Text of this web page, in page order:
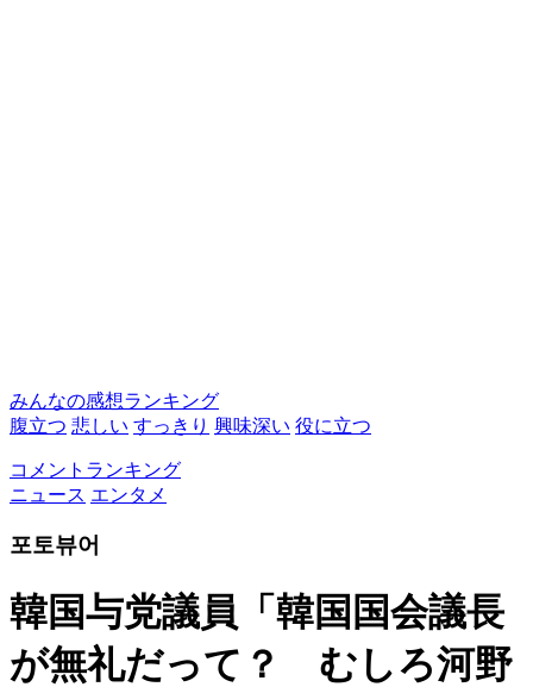
みんなの感想ランキング
腹立つ 悲しい すっきり 興味深い 役に立つ
コメントランキング
ニュース エンタメ
포토뷰어
韓国与党議員「韓国国会議長
が無礼だって？ むしろ河野